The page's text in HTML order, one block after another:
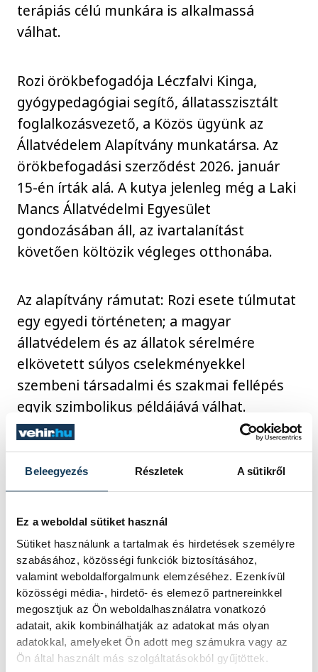
Beleegyezés Részletek A sütikről
Ez a weboldal sütiket használ
Sütiket használunk a tartalmak és hirdetések személyre
szabásához, közösségi funkciók biztosításához,
valamint weboldalforgalmunk elemzéséhez. Ezenkívül
közösségi média-, hirdető- és elemező partnereinkkel
megosztjuk az Ön weboldalhasználatra vonatkozó
adatait, akik kombinálhatják az adatokat más olyan
adatokkal, amelyeket Ön adott meg számukra vagy az
Ön által használt más szolgáltatásokból gyűjtöttek.
terápiás célú munkára is alkalmassá
válhat.
Rozi örökbefogadója Léczfalvi Kinga,
gyógypedagógiai segítő, állatasszisztált
foglalkozásvezető, a Közös ügyünk az
Állatvédelem Alapítvány munkatársa. Az
örökbefogadási szerződést 2026. január
15-én írták alá. A kutya jelenleg még a Laki
Mancs Állatvédelmi Egyesület
gondozásában áll, az ivartalanítást
követően költözik végleges otthonába.
Az alapítvány rámutat: Rozi esete túlmutat
egy egyedi történeten; a magyar
állatvédelem és az állatok sérelmére
elkövetett súlyos cselekményekkel
szembeni társadalmi és szakmai fellépés
egyik szimbolikus példájává válhat.
közélet
állatvédelem
SZERZŐ
vehir.hu